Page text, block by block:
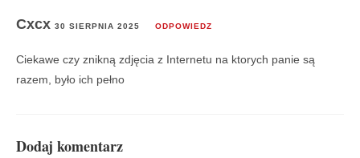
Cxcx 30 SIERPNIA 2025 ODPOWIEDZ
Ciekawe czy znikną zdjęcia z Internetu na ktorych panie są
razem, było ich pełno
Dodaj komentarz